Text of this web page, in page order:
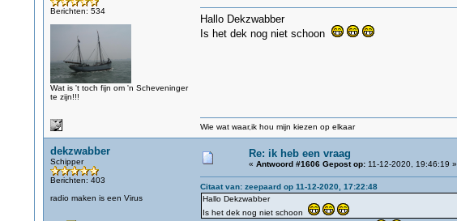
Berichten: 534
Wat is 't toch fijn om 'n Scheveninger
te zijn!!!
Hallo Dekzwabber
Is het dek nog niet schoon
Wie wat waar,ik hou mijn kiezen op elkaar
dekzwabber
Schipper
Berichten: 403
radio maken is een Virus
Re: ik heb een vraag
« Antwoord #1606 Gepost op:11-12-2020, 19:46:19 »
Citaat van: zeepaard op 11-12-2020, 17:22:48
Hallo Dekzwabber
Is het dek nog niet schoon